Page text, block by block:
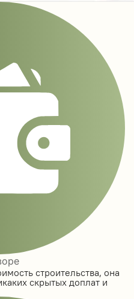
строительства, она
скрытых доплат и